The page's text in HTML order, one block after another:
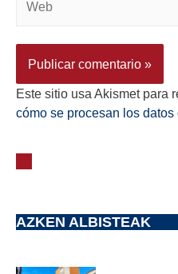
Este sitio usa Akismet para
cómo se procesan los datos
AZKEN ALBISTEAK